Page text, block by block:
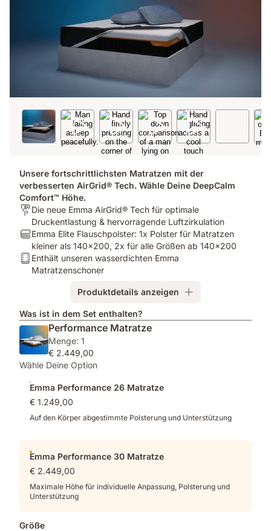
Unsere fortschrittlichsten Matratzen mit der
verbesserten AirGrid® Tech. Wähle Deine DeepCalm
Comfort™ Höhe.
Für
wen
ist
bestimmt?:
Tech
für
optimale
Druckentlastung
&
Luftzirkulation
Die neue Emma AirGrid® Tech für optimale
Druckentlastung & hervorragende Luftzirkulation
Bundle
Pillow:
Emma
Flauschpolster:
Polster
für
Matratzen
kleiner
als
alle
140x200
Emma Elite Flauschpolster: 1x Polster für Matratzen
kleiner als 140x200, 2x für alle Größen ab 140x200
Bundle
wasserdichten
Emma
Matratzenschoner
Enthält unseren wasserdichten Emma
Matratzenschoner
Produktdetails anzeigen
Was ist in dem Set enthalten?
Performance Matratze
Menge: 1
€ 2.449,00
Wähle Deine Option
Emma Performance 26 Matratze
€ 1.249,00
Auf den Körper abgestimmte Polsterung und Unterstützung
Emma Performance 30 Matratze
€ 2.449,00
Maximale Höhe für individuelle Anpassung, Polsterung und
Unterstützung
Größe